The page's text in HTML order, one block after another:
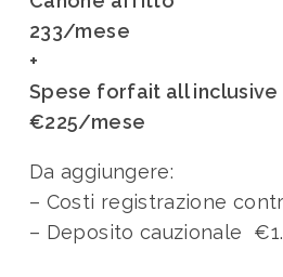
233/mese
+
Spese forfait all
€225/mese
Da aggiungere:
– Costi registrazione
– Deposito cauzionale